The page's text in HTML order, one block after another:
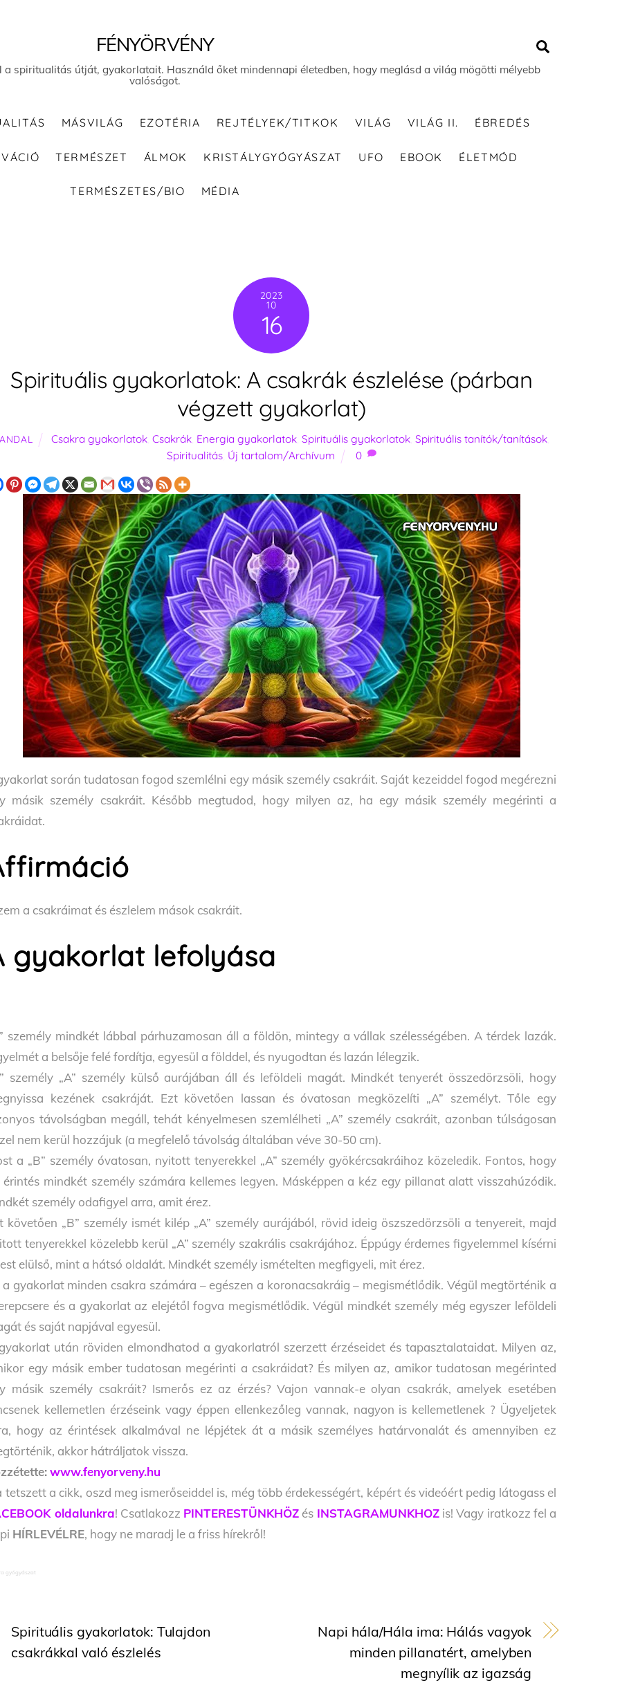
FÉNYÖRVÉNY
a spiritualitás útját, gyakorlatait. Használd őket mindennapi életedben, hogy meglásd a világ mögötti mélyebb
valóságot.
MÁSVILÁG EZOTÉRIA REJTÉLYEK/TITKOK VILÁG VILÁG II. ÉBREDÉS
TERMÉSZET ÁLMOK KRISTÁLYGYÓGYÁSZAT UFO EBOOK ÉLETMÓD
TERMÉSZETES/BIO MÉDIA
2023
10
16
Spirituális gyakorlatok: A csakrák észlelése (párban
végzett gyakorlat)
Csakra gyakorlatok ,Csakrák Energia gyakorlatok ,Spirituális gyakorlatok ,Spirituális tanítók/tanítások
Spiritualitás, Új tartalom/Archívum 0
során tudatosan fogod szemlélni egy másik személy csakráit. Saját kezeiddel fogod megérezni
másik személy csakráit. Később megtudod, hogy milyen az, ha egy másik személy megérinti a
a csakráimat és észlelem mások csakráit.
gyakorlat lefolyása
személy mindkét lábbal párhuzamosan áll a földön, mintegy a vállak szélességében. A térdek lazák.
a belsője felé fordítja, egyesül a földdel, és nyugodtan és lazán lélegzik.
személy „A” személy külső aurájában áll és leföldeli magát. Mindkét tenyerét összedörzsöli, hogy
kezének csakráját. Ezt követően lassan és óvatosan megközelíti „A” személyt. Tőle egy
távolságban megáll, tehát kényelmesen szemlélheti „A” személy csakráit, azonban túlságosan
nem kerül hozzájuk (a megfelelő távolság általában véve 30-50 cm).
a „B” személy óvatosan, nyitott tenyerekkel „A” személy gyökércsakráihoz közeledik. Fontos, hogy
érintés mindkét személy számára kellemes legyen. Másképpen a kéz egy pillanat alatt visszahúzódik.
személy odafigyel arra, amit érez.
követően „B” személy ismét kilép „A” személy aurájából, rövid ideig öszszedörzsöli a tenyereit, majd
tenyerekkel közelebb kerül „A” személy szakrális csakrájához. Éppúgy érdemes figyelemmel kísérni
elülső, mint a hátsó oldalát. Mindkét személy ismételten megfigyeli, mit érez.
a gyakorlat minden csakra számára – egészen a koronacsakráig – megismétlődik. Végül megtörténik a
és a gyakorlat az elejétől fogva megismétlődik. Végül mindkét személy még egyszer leföldeli
és saját napjával egyesül.
után röviden elmondhatod a gyakorlatról szerzett érzéseidet és tapasztalataidat. Milyen az,
egy másik ember tudatosan megérinti a csakráidat? És milyen az, amikor tudatosan megérinted
másik személy csakráit? Ismerős ez az érzés? Vajon vannak-e olyan csakrák, amelyek esetében
kellemetlen érzéseink vagy éppen ellenkezőleg vannak, nagyon is kellemetlenek ? Ügyeljetek
hogy az érintések alkalmával ne lépjétek át a másik személyes határvonalát és amennyiben ez
akkor hátráljatok vissza.
www.fenyorveny.hu
tetszett a cikk, oszd meg ismerőseiddel is, még több érdekességért, képért és videóért pedig látogass el
oldalunkra! Csatlakozz PINTERESTÜNKHÖZ és INSTAGRAMUNKHOZis! Vagy iratkozz fel a
HÍRLEVÉLRE, hogy ne maradj le a friss hírekről!
gyógyászat
Spirituális gyakorlatok: Tulajdon
csakrákkal való észlelés
Napi hála/Hála ima: Hálás vagyok
minden pillanatért, amelyben
megnyílik az igazság